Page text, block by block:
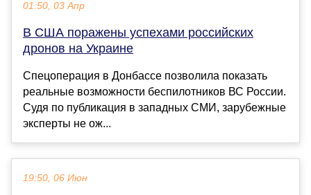
01:50, 03 Апр
В США поражены успехами российских
дронов на Украине
Спецоперация в Донбассе позволила показать
реальные возможности беспилотников ВС России.
Судя по публикация в западных СМИ, зарубежные
эксперты не ож...
19:50, 06 Июн